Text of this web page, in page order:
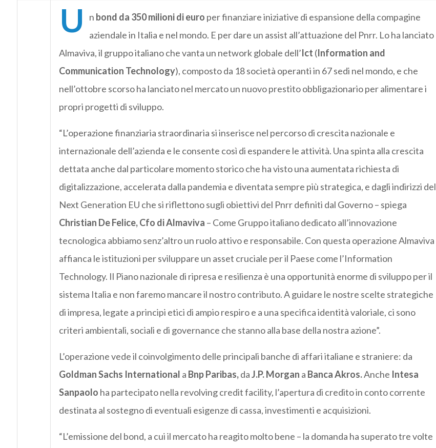
U n bond da 350 milioni di euro per finanziare iniziative di espansione della compagine
aziendale in Italia e nel mondo. E per dare un assist all’attuazione del Pnrr. Lo ha lanciato
Almaviva, il gruppo italiano che vanta un network globale dell’Ict (Information and
Communication Technology), composto da 18 società operanti in 67 sedi nel mondo, e che
nell’ottobre scorso ha lanciato nel mercato un nuovo prestito obbligazionario per alimentare i
propri progetti di sviluppo.
“L’operazione finanziaria straordinaria si inserisce nel percorso di crescita nazionale e
internazionale dell’azienda e le consente così di espandere le attività. Una spinta alla crescita
dettata anche dal particolare momento storico che ha visto una aumentata richiesta di
digitalizzazione, accelerata dalla pandemia e diventata sempre più strategica, e dagli indirizzi del
Next Generation EU che si riflettono sugli obiettivi del Pnrr definiti dal Governo – spiega
Christian De Felice, Cfo di Almaviva – Come Gruppo italiano dedicato all’innovazione
tecnologica abbiamo senz’altro un ruolo attivo e responsabile. Con questa operazione Almaviva
affianca le istituzioni per sviluppare un asset cruciale per il Paese come l’Information
Technology. Il Piano nazionale di ripresa e resilienza è una opportunità enorme di sviluppo per il
sistema Italia e non faremo mancare il nostro contributo. A guidare le nostre scelte strategiche
di impresa, legate a principi etici di ampio respiro e a una specifica identità valoriale, ci sono
criteri ambientali, sociali e di governance che stanno alla base della nostra azione”.
L’operazione vede il coinvolgimento delle principali banche di affari italiane e straniere: da
Goldman Sachs International a Bnp Paribas,daJ.P. Morgan a Banca Akros.Anche Intesa
Sanpaolo ha partecipato nella revolving credit facility, l’apertura di credito in conto corrente
destinata al sostegno di eventuali esigenze di cassa, investimenti e acquisizioni.
“L’emissione del bond, a cui il mercato ha reagito molto bene – la domanda ha superato tre volte